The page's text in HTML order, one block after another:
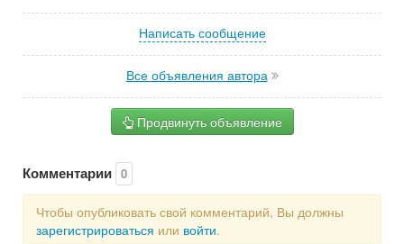
Написать сообщение
Все объявления автора
Продвинуть объявление
Комментарии 0
Чтобы опубликовать свой комментарий, Вы должны
зарегистрироваться или войти.